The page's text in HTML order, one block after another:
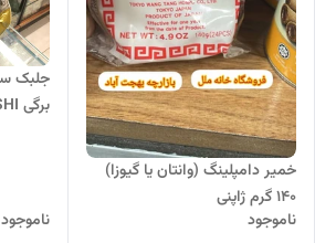
خمیر دامپلینگ (وانتان یا گیوزا)
۱۴۰ گرم ژاپنی
ناموجود
برگی YAKI SUSHI
ناموجود